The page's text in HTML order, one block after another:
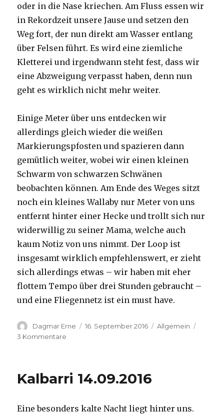
oder in die Nase kriechen. Am Fluss essen wir
in Rekordzeit unsere Jause und setzen den
Weg fort, der nun direkt am Wasser entlang
über Felsen führt. Es wird eine ziemliche
Kletterei und irgendwann steht fest, dass wir
eine Abzweigung verpasst haben, denn nun
geht es wirklich nicht mehr weiter.
Einige Meter über uns entdecken wir
allerdings gleich wieder die weißen
Markierungspfosten und spazieren dann
gemütlich weiter, wobei wir einen kleinen
Schwarm von schwarzen Schwänen
beobachten können. Am Ende des Weges sitzt
noch ein kleines Wallaby nur Meter von uns
entfernt hinter einer Hecke und trollt sich nur
widerwillig zu seiner Mama, welche auch
kaum Notiz von uns nimmt. Der Loop ist
insgesamt wirklich empfehlenswert, er zieht
sich allerdings etwas – wir haben mit eher
flottem Tempo über drei Stunden gebraucht –
und eine Fliegennetz ist ein must have.
Autor
Dagmar Erne
Veröffentlicht
16. September 2016 Kategorien
Allgemein
3 Kommentare
Kalbarri 14.09.2016
Eine besonders kalte Nacht liegt hinter uns.